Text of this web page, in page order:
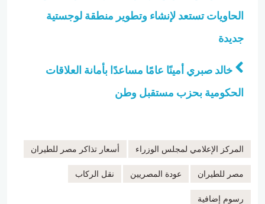
الحاويات تستعد لإنشاء وتطوير منطقة لوجستية
جديدة
خالد صبري أمينًا عامًا مساعدًا بأمانة العلاقات
الحكومية بحزب مستقبل وطن
المركز الإعلامي لمجلس الوزراء أسعار تذاكر مصر للطيران
مصر للطيران عودة المصريين نقل الركاب
رسوم إضافية